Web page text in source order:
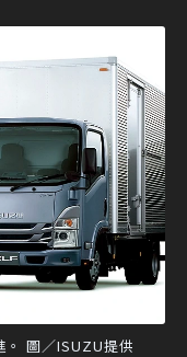
。 圖／ISUZU提供